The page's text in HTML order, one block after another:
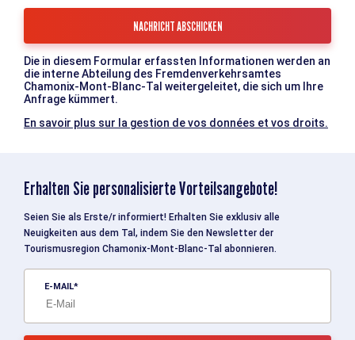
Die in diesem Formular erfassten Informationen werden an
die interne Abteilung des Fremdenverkehrsamtes
Chamonix-Mont-Blanc-Tal weitergeleitet, die sich um Ihre
Anfrage kümmert.
En savoir plus sur la gestion de vos données et vos droits.
Erhalten Sie personalisierte Vorteilsangebote!
Seien Sie als Erste/r informiert! Erhalten Sie exklusiv alle
Neuigkeiten aus dem Tal, indem Sie den Newsletter der
Tourismusregion Chamonix-Mont-Blanc-Tal abonnieren.
E-MAIL